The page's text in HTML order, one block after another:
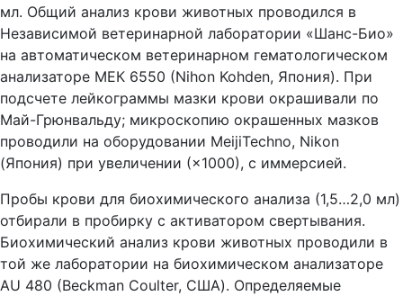
мл. Общий анализ крови животных проводился в
Независимой ветеринарной лаборатории «Шанс-Био»
на автоматическом ветеринарном гематологическом
анализаторе МЕК 6550 (Nihon Kohden, Япония). При
подсчете лейкограммы мазки крови окрашивали по
Май-Грюнвальду; микроскопию окрашенных мазков
проводили на оборудовании MeijiTechno, Nikon
(Япония) при увеличении (×1000), с иммерсией.
Пробы крови для биохимического анализа (1,5…2,0 мл)
отбирали в пробирку с активатором свертывания.
Биохимический анализ крови животных проводили в
той же лаборатории на биохимическом анализаторе
AU 480 (Beckman Coulter, США). Определяемые